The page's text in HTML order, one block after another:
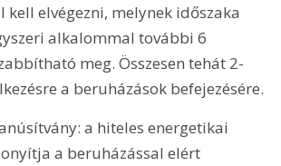
kell elvégezni, melynek időszaka
alkalommal további 6
meg. Összesen tehát 2-
a beruházások befejezésére.
a hiteles energetikai
a beruházással elért